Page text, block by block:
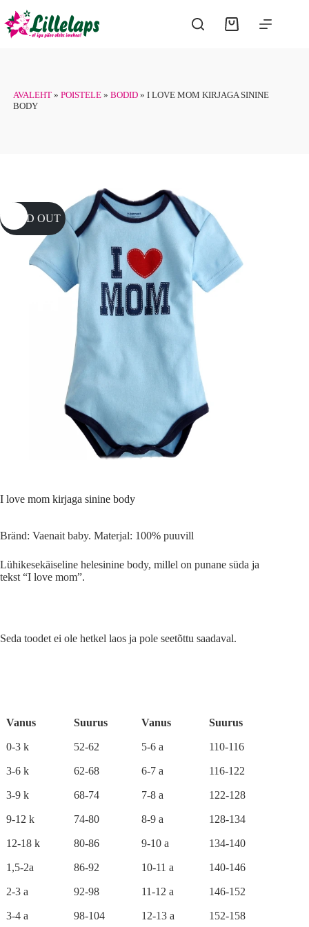
content
Shopping
AVALEHT » POISTELE » BODID » I LOVE MOM KIRJAGA SININE
BODY
SOLD OUT
I love mom kirjaga sinine body
Bränd: Vaenait baby. Materjal: 100% puuvill
Lühikesekäiseline helesinine body, millel on punane süda ja
tekst “I love mom”.
Seda toodet ei ole hetkel laos ja pole seetõttu saadaval.
Vanus Suurus Vanus Suurus
0-3 k 52-62 5-6 a 110-116
3-6 k 62-68 6-7 a 116-122
3-9 k 68-74 7-8 a 122-128
9-12 k 74-80 8-9 a 128-134
12-18 k 80-86 9-10 a 134-140
1,5-2a 86-92 10-11 a 140-146
2-3 a 92-98 11-12 a 146-152
3-4 a 98-104 12-13 a 152-158